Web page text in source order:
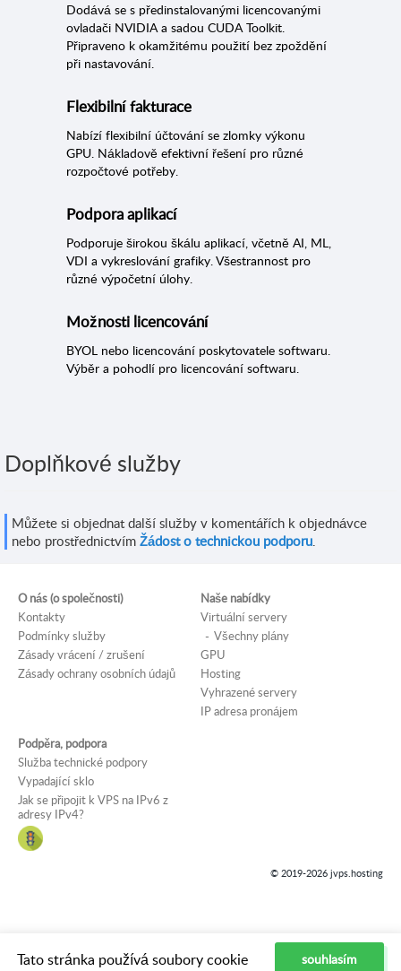
Dodává se s předinstalovanými licencovanými
ovladači NVIDIA a sadou CUDA Toolkit.
Připraveno k okamžitému použití bez zpoždění
při nastavování.
Flexibilní fakturace
Nabízí flexibilní účtování se zlomky výkonu
GPU. Nákladově efektivní řešení pro různé
rozpočtové potřeby.
Podpora aplikací
Podporuje širokou škálu aplikací, včetně AI, ML,
VDI a vykreslování grafiky. Všestrannost pro
různé výpočetní úlohy.
Možnosti licencování
BYOL nebo licencování poskytovatele softwaru.
Výběr a pohodlí pro licencování softwaru.
Doplňkové služby
Můžete si objednat další služby v komentářích k objednávce
nebo prostřednictvím Žádost o technickou podporu.
O nás (o společnosti)
Kontakty
Podmínky služby
Zásady vrácení / zrušení
Zásady ochrany osobních údajů
Naše nabídky
Virtuální servery
Všechny plány
GPU
Hosting
Vyhrazené servery
IP adresa pronájem
Podpěra, podpora
Služba technické podpory
Vypadající sklo
Jak se připojit k VPS na IPv6 z
adresy IPv4?
© 2019-2026 jvps.hosting
Tato stránka používá soubory cookie souhlasím